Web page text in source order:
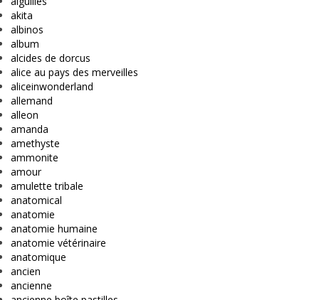
akita
albinos
album
alcides de dorcus
alice au pays des merveilles
aliceinwonderland
allemand
alleon
amanda
amethyste
ammonite
amour
amulette tribale
anatomical
anatomie
anatomie humaine
anatomie vétérinaire
anatomique
ancien
ancienne